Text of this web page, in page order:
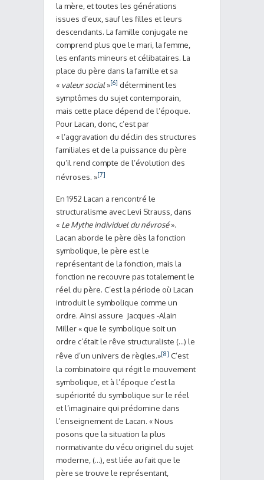
la mère, et toutes les générations
issues d’eux, sauf les filles et leurs
descendants. La famille conjugale ne
comprend plus que le mari, la femme,
les enfants mineurs et célibataires. La
place du père dans la famille et sa
« valeur social»[6] déterminent les
symptômes du sujet contemporain,
mais cette place dépend de l’époque.
Pour Lacan, donc, c’est par
« l’aggravation du déclin des structures
familiales et de la puissance du père
qu’il rend compte de l’évolution des
névroses. »[7]
En 1952 Lacan a rencontré le
structuralisme avec Levi Strauss, dans
« Le Mythe individuel du névrosé».
Lacan aborde le père dès la fonction
symbolique, le père est le
représentant de la fonction, mais la
fonction ne recouvre pas totalement le
réel du père. C’est la période où Lacan
introduit le symbolique comme un
ordre. Ainsi assure Jacques -Alain
Miller « que le symbolique soit un
ordre c’était le rêve structuraliste (…) le
rêve d’un univers de règles.»[8] C’est
la combinatoire qui régit le mouvement
symbolique, et à l’époque c’est la
supériorité du symbolique sur le réel
et l’imaginaire qui prédomine dans
l’enseignement de Lacan. « Nous
posons que la situation la plus
normativante du vécu originel du sujet
moderne, (…), est liée au fait que le
père se trouve le représentant,